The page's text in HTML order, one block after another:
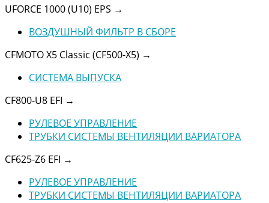
UFORCE 1000 (U10) EPS →
ВОЗДУШНЫЙ ФИЛЬТР В СБОРЕ
CFMOTO X5 Classic (CF500-X5) →
СИСТЕМА ВЫПУСКА
CF800-U8 EFI →
РУЛЕВОЕ УПРАВЛЕНИЕ
ТРУБКИ СИСТЕМЫ ВЕНТИЛЯЦИИ ВАРИАТОРА
CF625-Z6 EFI →
РУЛЕВОЕ УПРАВЛЕНИЕ
ТРУБКИ СИСТЕМЫ ВЕНТИЛЯЦИИ ВАРИАТОРА